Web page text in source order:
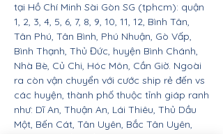
tại Hồ Chí Minh Sài Gòn SG (tphcm): quận
1, 2, 3, 4, 5, 6, 7, 8, 9, 10, 11, 12, Bình Tân,
Tân Phú, Tân Bình, Phú Nhuận, Gò Vấp,
Bình Thạnh, Thủ Đức, huyện Bình Chánh,
Nhà Bè, Củ Chi, Hóc Môn, Cần Giờ. Ngoài
ra còn vận chuyển với cước ship rẻ đến vs
các huyện, thành phố thuộc tỉnh giáp ranh
như: Dĩ An, Thuận An, Lái Thiêu, Thủ Dầu
Một, Bến Cát, Tân Uyên, Bắc Tân Uyên,